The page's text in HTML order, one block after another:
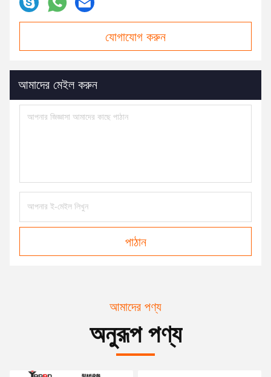
যোগাযোগ করুন
আমাদের মেইল ​​করুন
পাঠান
আমাদের পণ্য
অনুরূপ পণ্য